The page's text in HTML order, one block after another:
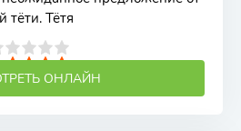
тёти. Тётя
ОНЛАЙН